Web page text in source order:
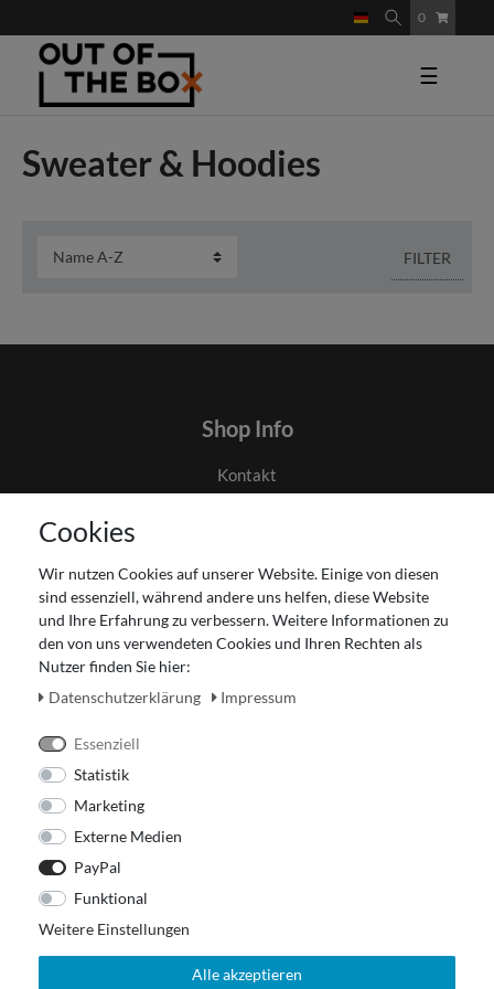
0
☰
Sweater & Hoodies
FILTER
Shop Info
Kontakt
Impressum
Widerrufsrecht
Zahlung und Versand
Unser Ladengeschäft
Cookies
Wir nutzen Cookies auf unserer Website. Einige von diesen
sind essenziell, während andere uns helfen, diese Website
und Ihre Erfahrung zu verbessern. Weitere Informationen zu
den von uns verwendeten Cookies und Ihren Rechten als
Nutzer finden Sie hier:
Daten­schutz­erklärung
Impressum
Essenziell
Statistik
Marketing
Externe Medien
PayPal
Funktional
Weitere Einstellungen
Alle akzeptieren